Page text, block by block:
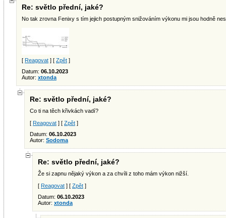
Re: světlo přední, jaké?
No tak zrovna Fenixy s tím jejich postupným snižováním výkonu mi jsou hodně
[ Reagovat ] [ Zpět ]
Datum: 06.10.2023
Autor: xtonda
Re: světlo přední, jaké?
Co ti na těch křivkách vadí?
[ Reagovat ] [ Zpět ]
Datum: 06.10.2023
Autor: Sodoma
Re: světlo přední, jaké?
Že si zapnu nějaký výkon a za chvíli z toho mám výkon nižší.
[ Reagovat ] [ Zpět ]
Datum: 06.10.2023
Autor: xtonda